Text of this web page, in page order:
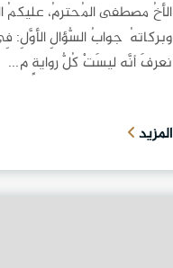
الأخُ مصطفى المُحترمُ، عليكمُ
وبركاتهُ جوابُ السُّؤالِ الأوَّلِ:
نعرفَ أنَّه ليسَتْ كُلُّ روايةٍ م...
المزيد